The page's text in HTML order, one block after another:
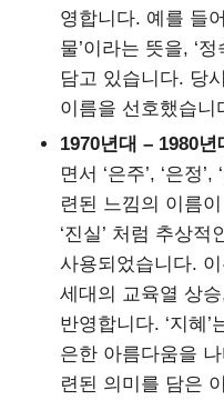
영합니다. 예를 들
물’이라는 뜻을, ‘
담고 있습니다. 당
이름을 선호했습니
1970년대 – 1980년
면서 ‘은주’, ‘은정
련된 느낌의 이름
‘진실’ 처럼 추상
사용되었습니다.
세대의 교육열 상
반영합니다. ‘지혜’
은한 아름다움을
련된 의미를 담은